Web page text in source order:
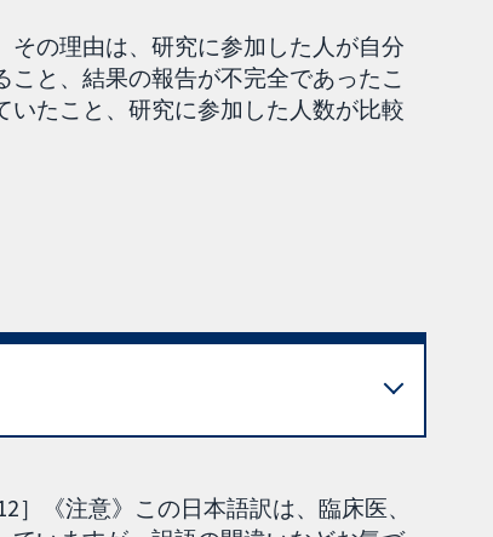
の理由は、研究に参加した人が自分
と、結果の報告が不完全であったこ
たこと、研究に参加した人数が比較
］《注意》この日本語訳は、臨床医、